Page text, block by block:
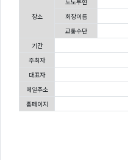
장소
회장이름
교통수단
기간
주최자
대표자
메일주소
홈페이지